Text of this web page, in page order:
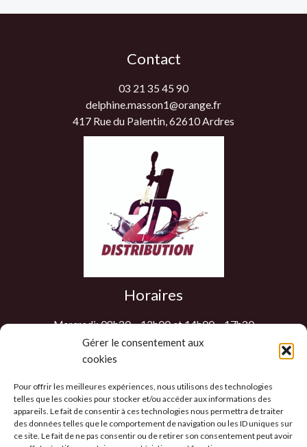
Gérer le consentement aux
cookies
Pour offrir les meilleures expériences, nous utilisons des technologies
telles que les cookies pour stocker et/ou accéder aux informations des
appareils. Le fait de consentir à ces technologies nous permettra de traiter
des données telles que le comportement de navigation ou les ID uniques sur
ce site. Le fait de ne pas consentir ou de retirer son consentement peut avoir
Contact
03 21 35 45 90
delphine.masson1@orange.fr
417 Rue du Palentin, 62610 Ardres
Horaires
Mercredi: 08h30 – 12h00 et 14h00 – 17h30
Jeudi: 08h30 – 12h00 et 14h00 – 17h30
Vendredi: 08h30 – 12h00 et 14h00 – 17h30
Les autres jours sur RDV